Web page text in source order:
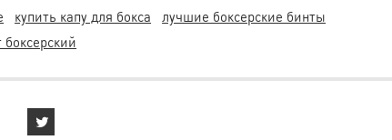
купить капу для бокса
лучшие боксерские бинты